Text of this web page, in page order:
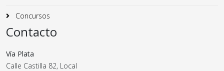
Concursos
Contacto
Vía Plata
Calle Castilla 82, Local